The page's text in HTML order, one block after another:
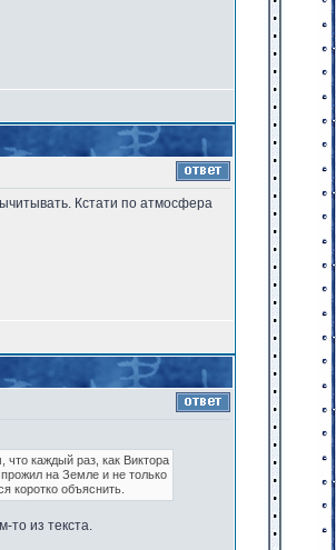
Кстати по атмосфера
что каждый раз, как Виктора
на Земле и не только
коротко объяснить.
то из текста.